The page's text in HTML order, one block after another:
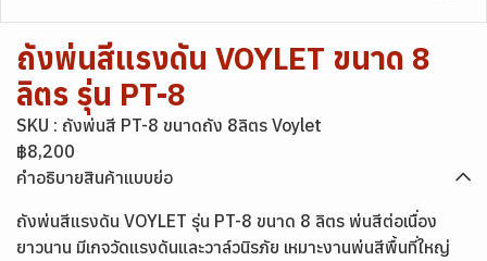
ถังพ่นสีแรงดัน VOYLET ขนาด 8
ลิตร รุ่น PT-8
SKU : ถังพ่นสี PT-8 ขนาดถัง 8ลิตร Voylet
฿8,200
คำอธิบายสินค้าแบบย่อ
ถังพ่นสีแรงดัน VOYLET รุ่น PT-8 ขนาด 8 ลิตร พ่นสีต่อเนื่อง
ยาวนาน มีเกจวัดแรงดันและวาล์วนิรภัย เหมาะงานพ่นสีพื้นที่ใหญ่